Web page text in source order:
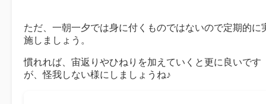
ただ、一朝一夕では身に付くものではないので定期的に
施しましょう。
慣れれば、宙返りやひねりを加えていくと更に良いです
が、怪我しない様にしましょうね♪